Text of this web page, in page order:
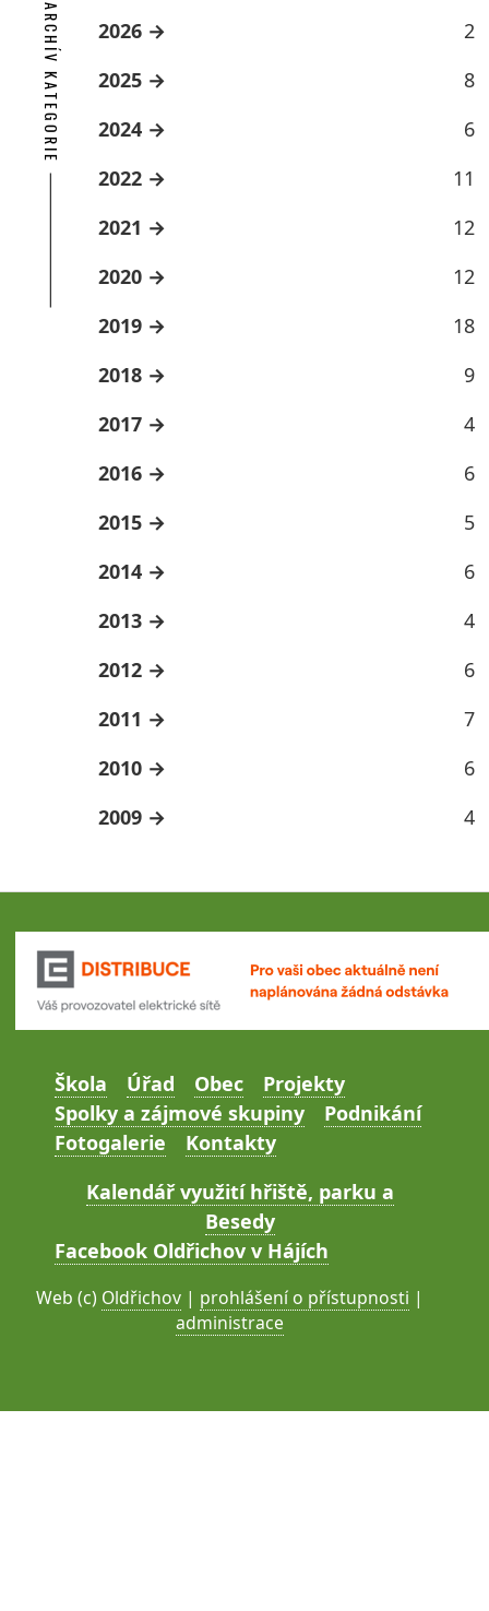
ARCHÍV KATEGORIE 2026
2
2025
8
2024
6
2022
11
2021
12
2020
12
2019
18
2018
9
2017
4
2016
6
2015
5
2014
6
2013
4
2012
6
2011
7
2010
6
2009
4
Škola Úřad Obec
Projekty
Spolky a zájmové skupiny
Podnikání
Fotogalerie
Kontakty
Kalendář využití hřiště, parku a
Besedy
Facebook Oldřichov v Hájích
Web (c) Oldřichov | prohlášení o přístupnosti |
administrace